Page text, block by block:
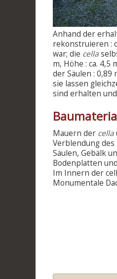
Anhand der
rekonstruieren :
war; die cella
m, Höhe : ca. 4,5
der Säulen :
sie lassen
sind erhalten und
Mauern der cella
Verblendung des
Säulen, Gebälk
Bodenplatten
Im Innern der
Monumentale